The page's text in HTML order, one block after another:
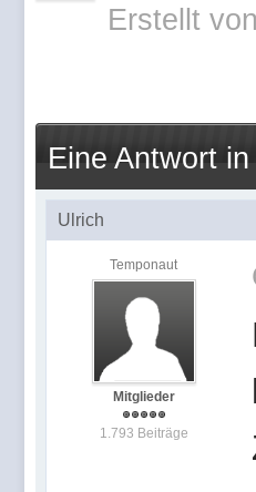
Erstellt von
Eine Antwort
Ulrich
Temponaut
Mitglieder
1.793 Beiträge